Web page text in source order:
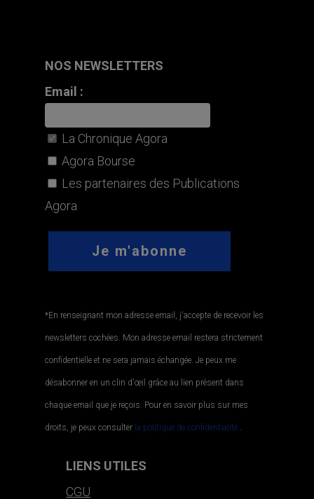
NOS NEWSLETTERS
Email :
La Chronique Agora
Agora Bourse
Les partenaires des Publications
Agora
*En renseignant mon adresse email, j'accepte de recevoir les
newsletters cochées. Mon adresse email restera strictement
confidentielle et ne sera jamais échangée. Je peux me
désabonner en un clin d'œil grâce au lien présent dans
chaque email que je reçois. Pour en savoir plus sur mes
droits, je peux consulter la politique de confidentialité..
LIENS UTILES
CGU